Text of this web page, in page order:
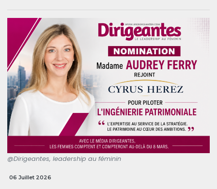
@Dirigeantes, leadership au féminin
06 Juillet 2026